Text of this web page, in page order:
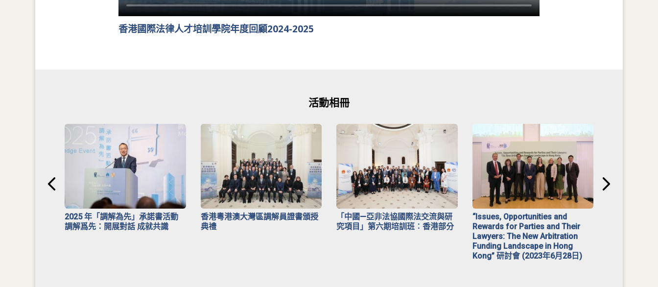
香港國際法律人才培訓學院年度回顧2024-2025
活動相冊
2025 年「調解為先」承諾書活動
調解爲先：開展對話 成就共識
香港粵港澳大灣區調解員證書頒授
典禮
「中國—亞非法協國際法交流與研
究項目」第六期培訓班︰香港部分
“Issues, Opportunities and
Rewards for Parties and Their
Lawyers: The New Arbitration
Funding Landscape in Hong
Kong” 研討會 (2023年6月28日)